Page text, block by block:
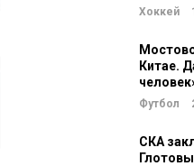
Хоккей
Китае.
Футбол
СКА